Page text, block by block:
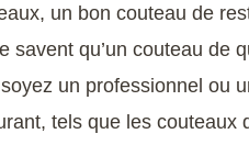
un bon couteau de
savent qu’un couteau de
un professionnel ou
tels que les couteaux